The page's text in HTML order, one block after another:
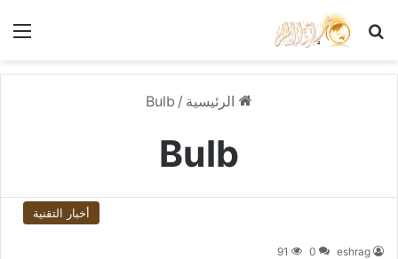
بحث عن
الرئيسية /
Bulb
Bulb
أخبار التقنية
eshrag
0
91